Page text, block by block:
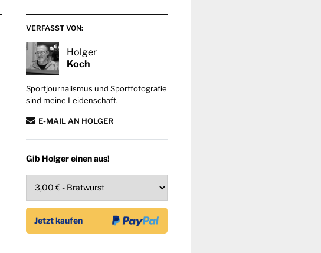
VERFASST VON:
Holger
Koch
Sportjournalismus und Sportfotografie
sind meine Leidenschaft.
E-MAIL AN HOLGER
Gib Holger einen aus!